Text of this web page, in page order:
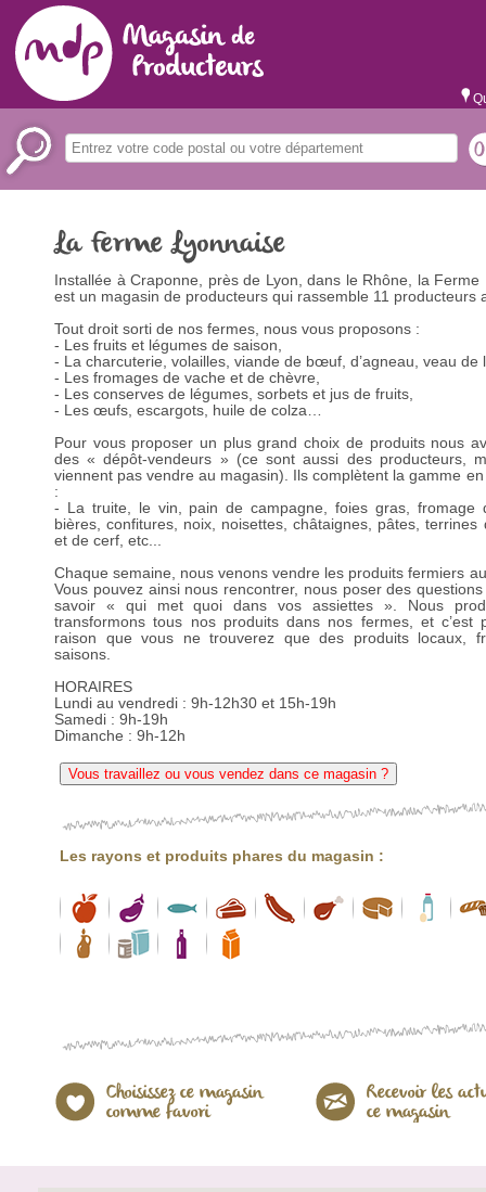
La Ferme Lyonnaise
Installée à Craponne, près de Lyon, dans le Rhône, la Ferme
est un magasin de producteurs qui rassemble 11 producteurs
Tout droit sorti de nos fermes, nous vous proposons :
- Les fruits et légumes de saison,
- La charcuterie, volailles, viande de bœuf, d’agneau, veau de
- Les fromages de vache et de chèvre,
- Les conserves de légumes, sorbets et jus de fruits,
- Les œufs, escargots, huile de colza…
Pour vous proposer un plus grand choix de produits nous
des « dépôt-vendeurs » (ce sont aussi des producteurs,
viennent pas vendre au magasin). Ils complètent la gamme
:
- La truite, le vin, pain de campagne, foies gras, fromage
bières, confitures, noix, noisettes, châtaignes, pâtes, terrines
et de cerf, etc...
Chaque semaine, nous venons vendre les produits fermiers
Vous pouvez ainsi nous rencontrer, nous poser des
savoir « qui met quoi dans vos assiettes ». Nous
transformons tous nos produits dans nos fermes, et c’est
raison que vous ne trouverez que des produits locaux,
saisons.
HORAIRES
Lundi au vendredi : 9h-12h30 et 15h-19h
Samedi : 9h-19h
Dimanche : 9h-12h
Vous travaillez ou vous vendez dans ce magasin ?
Les rayons et produits phares du magasin :